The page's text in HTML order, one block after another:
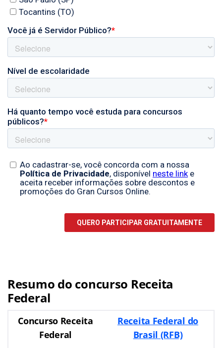
Resumo do concurso Receita
Federal
Concurso Receita
Federal
Receita Federal do
Brasil (RFB)